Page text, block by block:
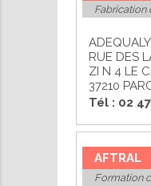
Fabrication
ADEQUALY
RUE DES
ZI N 4 LE
37210
Tél : 02
AFTRAL
Formation